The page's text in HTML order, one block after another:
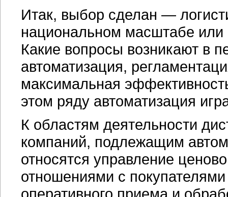
Итак, выбор сделан —
национальном масштабе или
Какие вопросы возникают в
автоматизация,
максимальная
этом ряду автоматизация
К областям деятельности
компаний, подлежащим
относятся управление
отношениями с